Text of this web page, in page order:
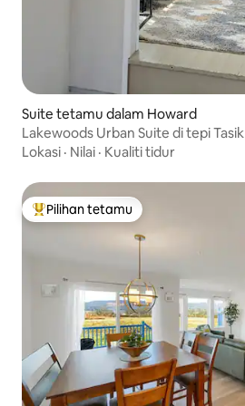
Suite tetamu dalam Howard
Lakewoods Urban Suite di tepi Tasik
Lokasi · Nilai · Kualiti tidur
Pilihan utama tetamu
Pilihan tetamu